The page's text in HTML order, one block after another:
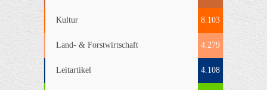
Kultur 8.103
Land- & Forstwirtschaft 4.279
Leitartikel 4.108